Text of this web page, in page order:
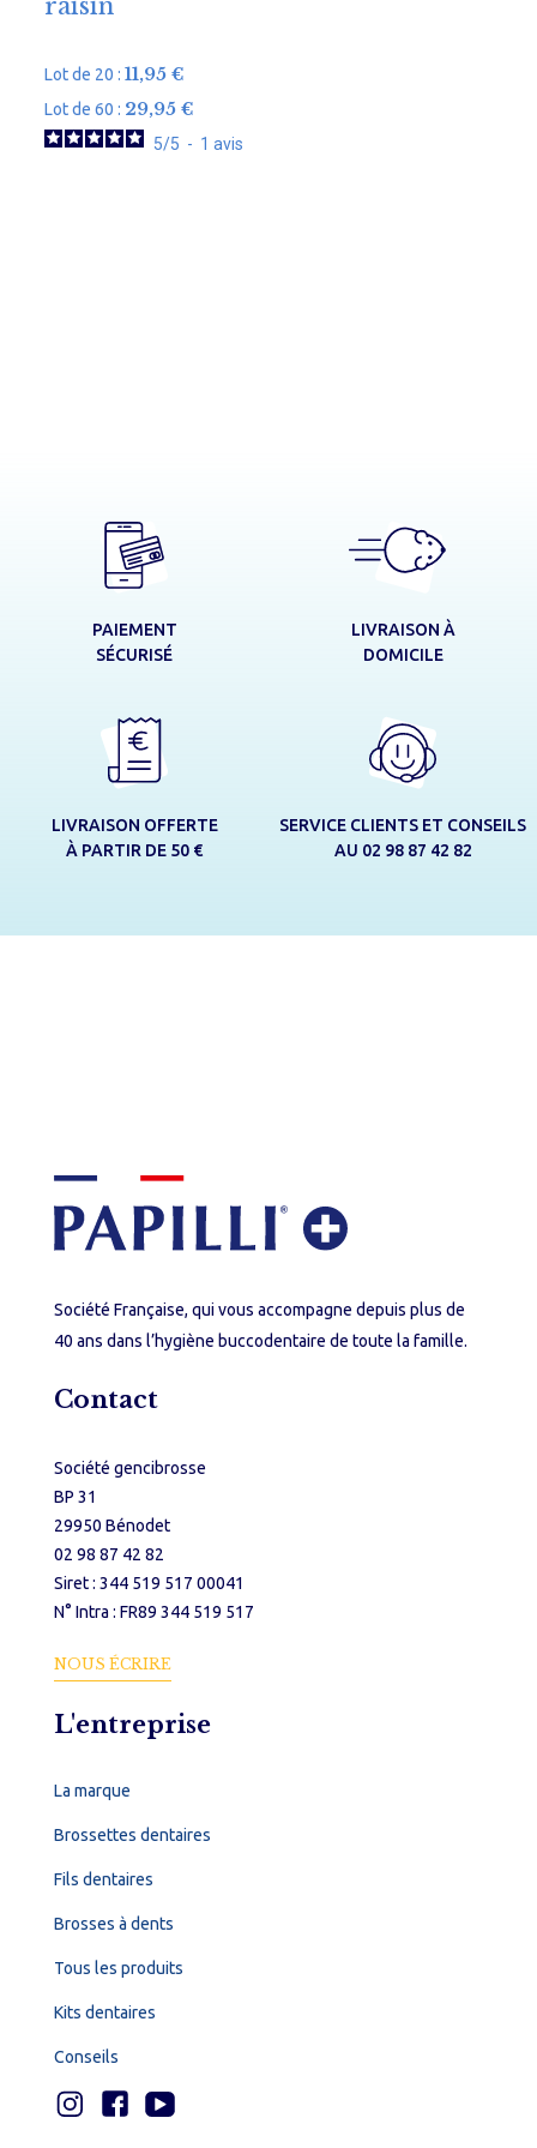
Lot de 20 :11,95€
Lot de 60 : 29,95€
5/5 - 1avis
PAIEMENT
SÉCURISÉ
LIVRAISON À
DOMICILE
LIVRAISON OFFERTE
À PARTIR DE 50 €
SERVICE CLIENTS ET CONSEILS
AU 02 98 87 42 82
Société Française, qui vous accompagne depuis plus de
40 ans dans l’hygiène buccodentaire de toute la famille.
Contact
Société gencibrosse
BP 31
29950 Bénodet
02 98 87 42 82
Siret : 344 519 517 00041
N° Intra : FR89 344 519 517
NOUS ÉCRIRE
L'entreprise
La marque
Brossettes dentaires
Fils dentaires
Brosses à dents
Tous les produits
Kits dentaires
Conseils